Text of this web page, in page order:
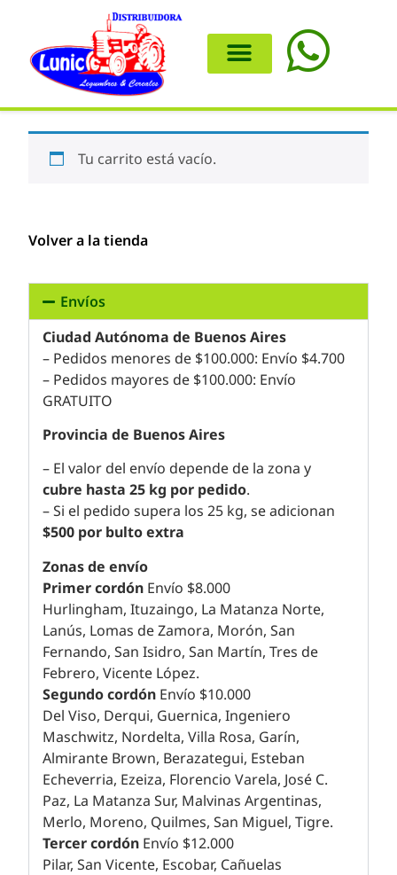
Tu carrito está vacío.
Volver a la tienda
Envíos
Ciudad Autónoma de Buenos Aires
– Pedidos menores de $100.000: Envío $4.700
– Pedidos mayores de $100.000: Envío
GRATUITO
Provincia de Buenos Aires
– El valor del envío depende de la zona y
cubre hasta 25 kg por pedido.
– Si el pedido supera los 25 kg, se adicionan
$500 por bulto extra
Zonas de envío
Primer cordón Envío $8.000
Hurlingham, Ituzaingo, La Matanza Norte,
Lanús, Lomas de Zamora, Morón, San
Fernando, San Isidro, San Martín, Tres de
Febrero, Vicente López.
Segundo cordón Envío $10.000
Del Viso, Derqui, Guernica, Ingeniero
Maschwitz, Nordelta, Villa Rosa, Garín,
Almirante Brown, Berazategui, Esteban
Echeverria, Ezeiza, Florencio Varela, José C.
Paz, La Matanza Sur, Malvinas Argentinas,
Merlo, Moreno, Quilmes, San Miguel, Tigre.
Tercer cordón Envío $12.000
Pilar, San Vicente, Escobar, Cañuelas